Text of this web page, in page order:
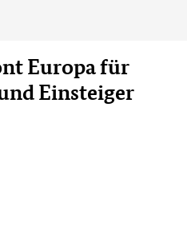
Europa für
Einsteiger